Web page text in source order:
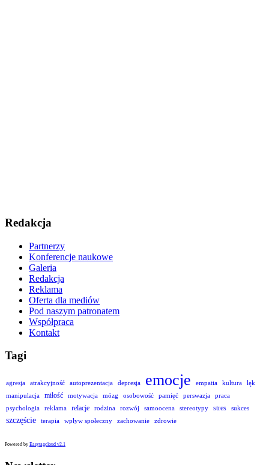
Redakcja
Partnerzy
Konferencje naukowe
Galeria
Redakcja
Reklama
Oferta dla mediów
Pod naszym patronatem
Współpraca
Kontakt
Tagi
agresja atrakcyjność autoprezentacja depresja emocje empatia kultura
lęk
manipulacja
miłość motywacja mózg osobowość pamięć perswazja
praca
psychologia
reklama relacje rodzina rozwój samoocena stereotypy stres sukces
szczęście terapia wpływ społeczny zachowanie zdrowie
Powered by Easytagcloud v2.1